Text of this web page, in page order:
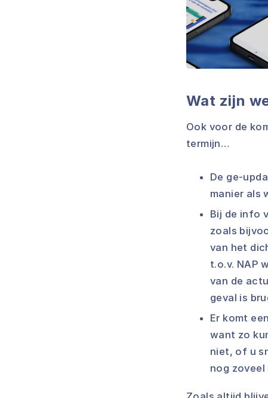
Wat zijn
Ook voor de
termijn…
De ge-
manier als
Bij de info
zoals
van het
t.o.v. NAP
van de
geval is
Er komt
want zo
niet, of u
nog zoveel